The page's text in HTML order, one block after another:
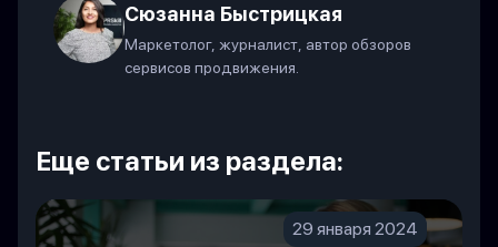
Сюзанна Быстрицкая
Маркетолог, журналист, автор обзоров
сервисов продвижения.
Еще статьи из раздела:
29 января 2024